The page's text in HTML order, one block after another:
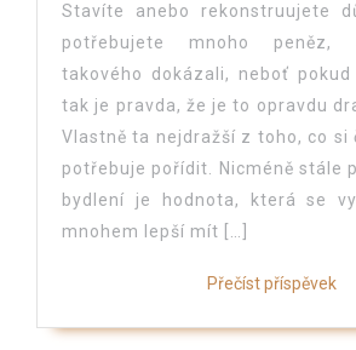
Stavíte anebo rekonstruujete
potřebujete mnoho peněz,
takového dokázali, neboť
tak je pravda, že je to opravdu
Vlastně ta nejdražší z toho, co si
potřebuje pořídit. Nicméně stále
bydlení je hodnota, která se
mnohem lepší mít […]
Přečíst příspěvek